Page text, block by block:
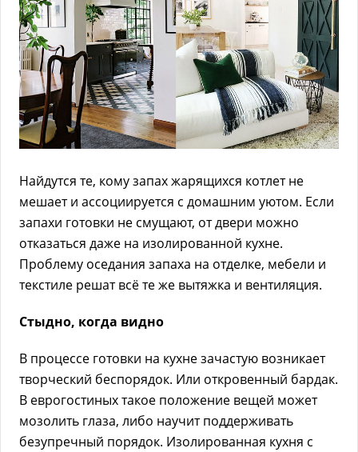
Найдутся те, кому запах жарящихся котлет не
мешает и ассоциируется с домашним уютом. Если
запахи готовки не смущают, от двери можно
отказаться даже на изолированной кухне.
Проблему оседания запаха на отделке, мебели и
текстиле решат всё те же вытяжка и вентиляция.
Стыдно, когда видно
В процессе готовки на кухне зачастую возникает
творческий беспорядок. Или откровенный бардак.
В еврогостиных такое положение вещей может
мозолить глаза, либо научит поддерживать
безупречный порядок. Изолированная кухня с